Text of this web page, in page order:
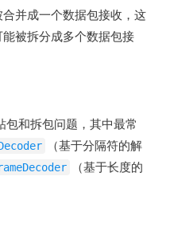
并成一个数据包接收，这
被拆分成多个数据包接
包和拆包问题，其中最常
（基于分隔符的解
（基于长度的